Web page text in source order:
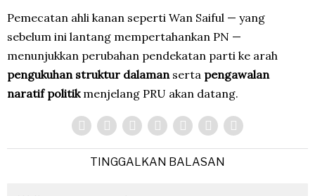
Pemecatan ahli kanan seperti Wan Saiful — yang
sebelum ini lantang mempertahankan PN —
menunjukkan perubahan pendekatan parti ke arah
pengukuhan struktur dalamanserta pengawalan
naratif politikmenjelang PRU akan datang.
TINGGALKAN BALASAN